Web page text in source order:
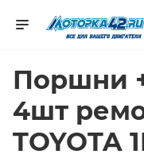
Поршни
4шт
TOYOTA